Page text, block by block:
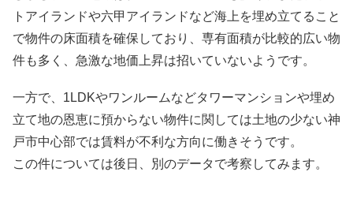
トアイランドや六甲アイランドなど海上を埋め立てること
で物件の床面積を確保しており、専有面積が比較的広い物
件も多く、急激な地価上昇は招いていないようです。
一方で、1LDKやワンルームなどタワーマンションや埋め
立て地の恩恵に預からない物件に関しては土地の少ない神
戸市中心部では賃料が不利な方向に働きそうです。
この件については後日、別のデータで考察してみます。